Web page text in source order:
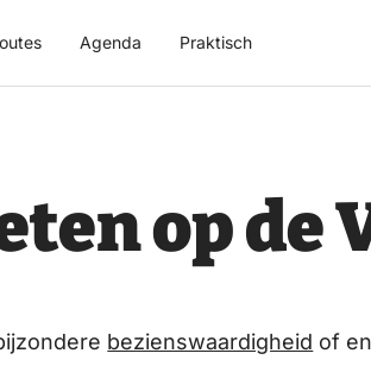
Agenda Praktisch
op de
bezienswaardigheid of